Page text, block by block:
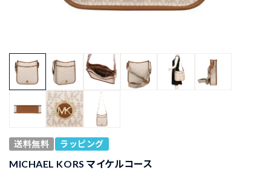
送料無料 ラッピング
MICHAEL KORS マイケルコース